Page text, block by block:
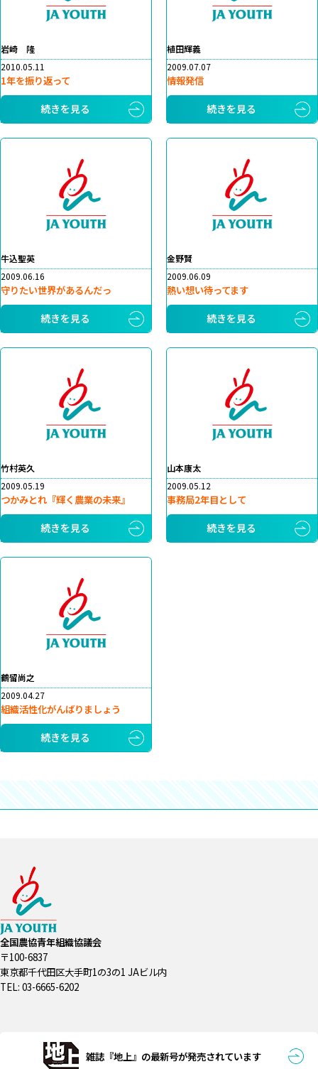
岩崎 隆
2010.05.11
1年を振り返って
続きを見る
植田輝義
2009.07.07
情報発信
続きを見る
牛込聖英
2009.06.16
守りたい世界があるんだっ
続きを見る
金野賢
2009.06.09
熱い想い待ってます
続きを見る
竹村英久
2009.05.19
つかみとれ『輝く農業の未来』
続きを見る
山本康太
2009.05.12
事務局2年目として
続きを見る
鶴留尚之
2009.04.27
組織活性化がんばりましょう
続きを見る
全国農協青年組織協議会
〒100-6837
東京都千代田区大手町1の3の1 JAビル内
TEL: 03-6665-6202
雑誌『地上』の最新号が発売されています